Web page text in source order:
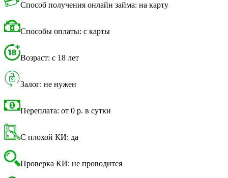
Способ получения онлайн займа: на карту
Способы оплаты: с карты
Возраст: с 18 лет
Залог: не нужен
Переплата: от 0 р. в сутки
С плохой КИ: да
Проверка КИ: не проводится